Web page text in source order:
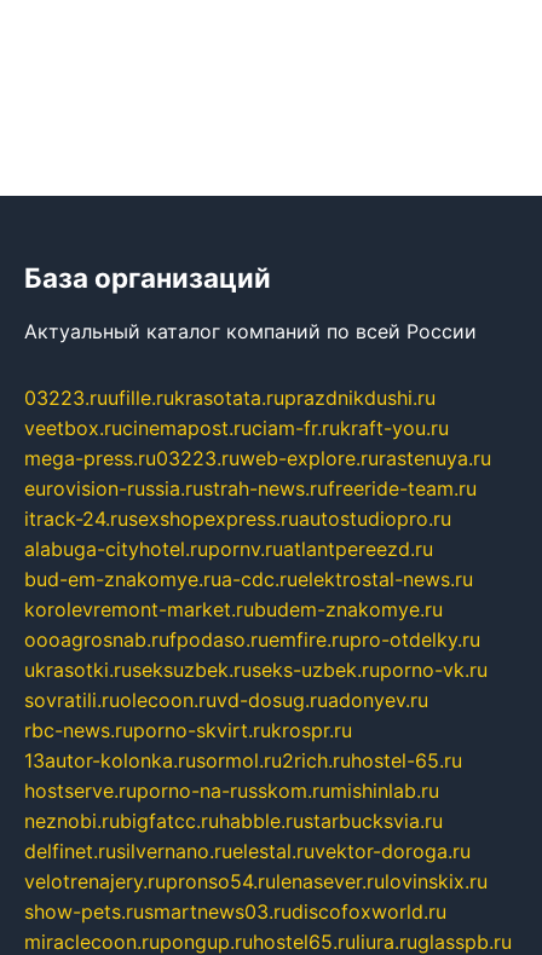
База организаций
Актуальный каталог компаний по всей России
03223.ruufille.rukrasotata.ruprazdnikdushi.ru
veetbox.rucinemapost.ruciam-fr.rukraft-you.ru
mega-press.ru03223.ruweb-explore.rurastenuya.ru
eurovision-russia.rustrah-news.rufreeride-team.ru
itrack-24.rusexshopexpress.ruautostudiopro.ru
alabuga-cityhotel.rupornv.ruatlantpereezd.ru
bud-em-znakomye.rua-cdc.ruelektrostal-news.ru
korolevremont-market.rubudem-znakomye.ru
oooagrosnab.rufpodaso.ruemfire.rupro-otdelky.ru
ukrasotki.ruseksuzbek.ruseks-uzbek.ruporno-vk.ru
sovratili.ruolecoon.ruvd-dosug.ruadonyev.ru
rbc-news.ruporno-skvirt.rukrospr.ru
13autor-kolonka.rusormol.ru2rich.ruhostel-65.ru
hostserve.ruporno-na-russkom.rumishinlab.ru
neznobi.rubigfatcc.ruhabble.rustarbucksvia.ru
delfinet.rusilvernano.ruelestal.ruvektor-doroga.ru
velotrenajery.rupronso54.rulenasever.rulovinskix.ru
show-pets.rusmartnews03.rudiscofoxworld.ru
miraclecoon.rupongup.ruhostel65.ruliura.ruglasspb.ru